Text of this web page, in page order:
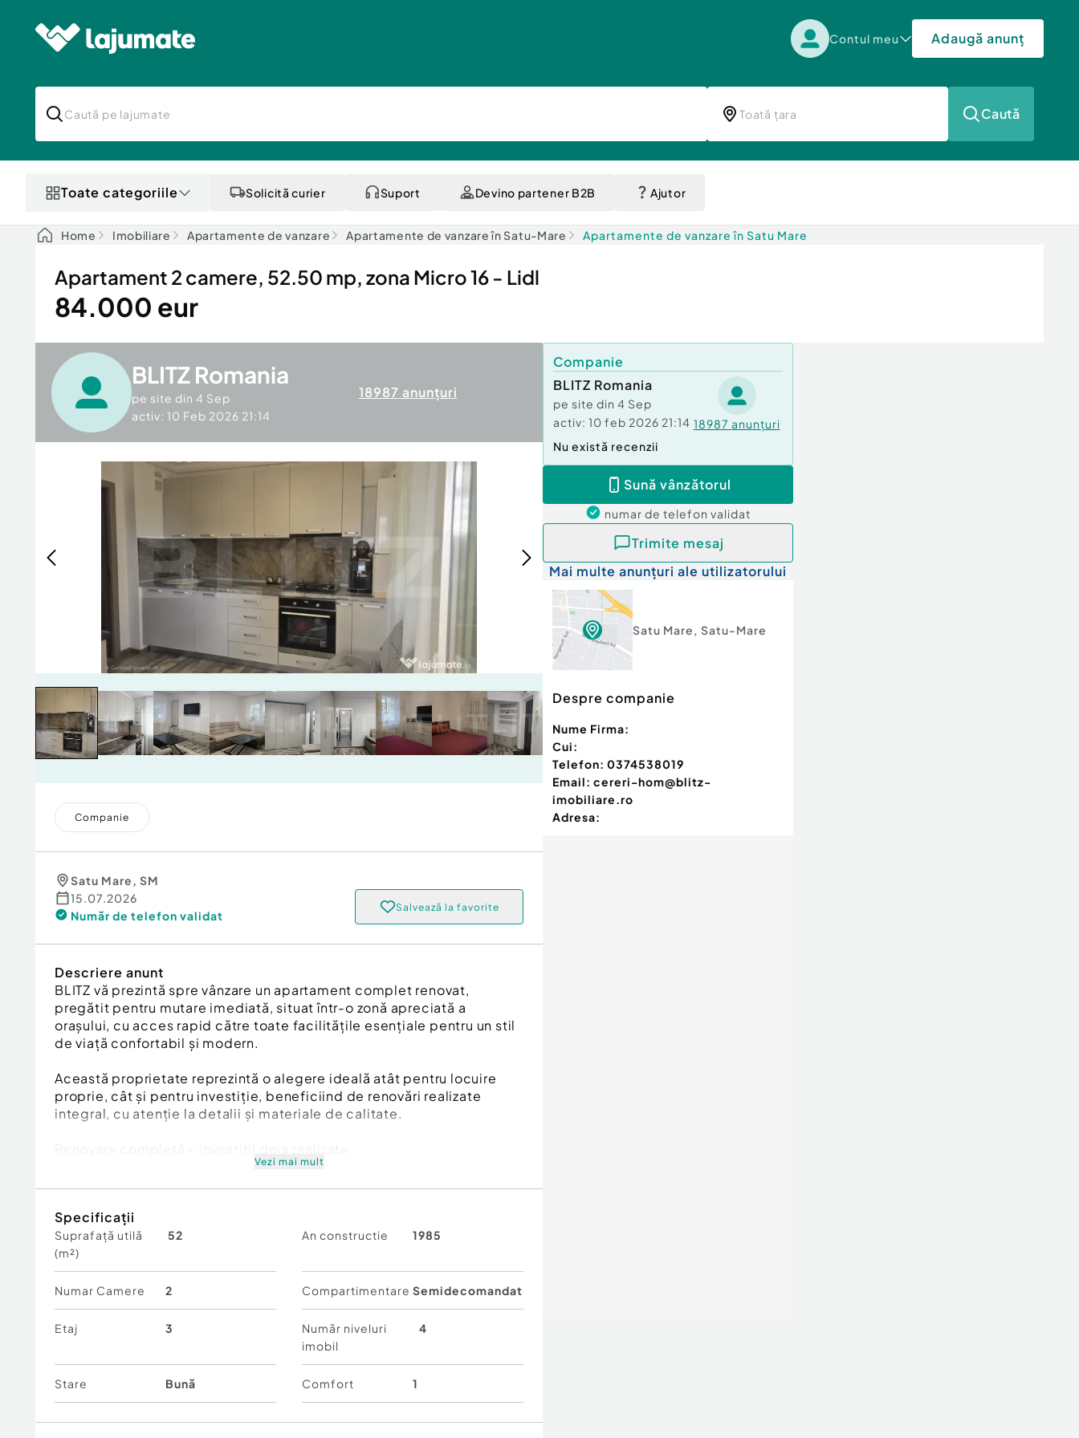
Contul meu Adaugă anunț
Caută
Toate categoriile Solicită curier Suport Devino partener B2B Ajutor
Home Imobiliare Apartamente de vanzare Apartamente de vanzare în Satu-Mare Apartamente de vanzare în Satu Mare
Apartament 2 camere, 52.50 mp, zona Micro 16 - Lidl
84.000 eur
BLITZ Romania
pe site din 4 Sep
activ: 10 Feb 2026 21:14
18987 anunțuri
Companie
Satu Mare, SM
15.07.2026
Număr de telefon validat
Salvează la favorite
Descriere anunt
BLITZ vă prezintă spre vânzare un apartament complet renovat,
pregătit pentru mutare imediată, situat într-o zonă apreciată a
orașului, cu acces rapid către toate facilitățile esențiale pentru un stil
de viață confortabil și modern.
Această proprietate reprezintă o alegere ideală atât pentru locuire
proprie, cât și pentru investiție, beneficiind de renovări realizate
integral, cu atenție la detalii și materiale de calitate.
✔ Instalație electrică complet nouă
✔ Instalație sanitară și de apă înlocuită integral
✔ Ferestre termopan noi, cu jaluzele exterioare orizontale pentru
confort termic și intimitate sporită
✔ Finisaje moderne și atent alese
Compartimentare eficientă și spații generoase
Cu o suprafață utilă de 52,5 mp, apartamentul oferă un echilibru
Vezi mai mult
Specificații
Suprafață utilă
(m²)
52 An constructie 1985
Numar Camere 2 Compartimentare Semidecomandat
Etaj 3
Număr niveluri
imobil
4
Stare Bună Comfort 1
Companie
BLITZ Romania
pe site din 4 Sep
activ: 10 feb 2026 21:14 18987 anunțuri
Nu există recenzii
Sună vânzătorul
numar de telefon validat
Trimite mesaj
Mai multe anunțuri ale utilizatorului
Satu Mare, Satu-Mare
Despre companie
Nume Firma:
Cui:
Telefon: 0374538019
Email: cereri-hom@blitz-
imobiliare.ro
Adresa: